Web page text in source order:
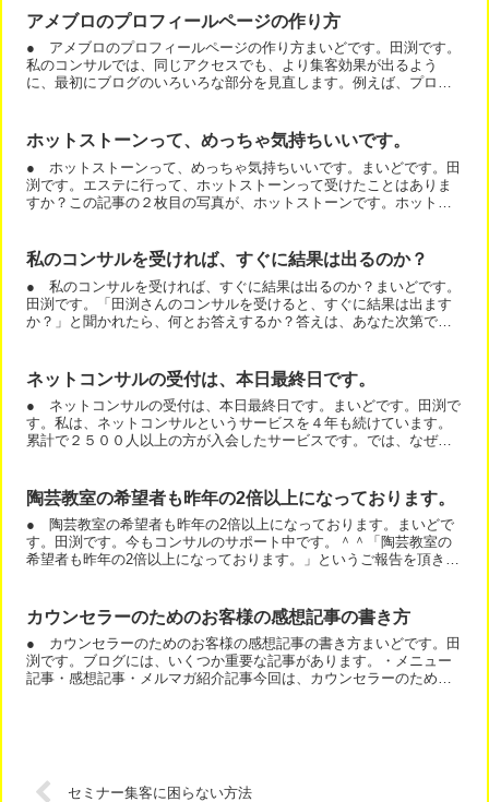
アメブロのプロフィールページの作り方
● アメブロのプロフィールページの作り方まいどです。田渕です。
私のコンサルでは、同じアクセスでも、より集客効果が出るよう
に、最初にブログのいろいろな部分を見直します。例えば、プロフ
ホットストーンって、めっちゃ気持ちいいです。
● ホットストーンって、めっちゃ気持ちいいです。まいどです。田
渕です。エステに行って、ホットストーンって受けたことはありま
すか？この記事の２枚目の写真が、ホットストーンです。ホットス
私のコンサルを受ければ、すぐに結果は出るのか？
● 私のコンサルを受ければ、すぐに結果は出るのか？まいどです。
田渕です。「田渕さんのコンサルを受けると、すぐに結果は出ます
か？」と聞かれたら、何とお答えするか？答えは、あなた次第で
ネットコンサルの受付は、本日最終日です。
● ネットコンサルの受付は、本日最終日です。まいどです。田渕で
す。私は、ネットコンサルというサービスを４年も続けています。
累計で２５００人以上の方が入会したサービスです。では、なぜ、
陶芸教室の希望者も昨年の2倍以上になっております。
● 陶芸教室の希望者も昨年の2倍以上になっております。まいどで
す。田渕です。今もコンサルのサポート中です。＾＾「陶芸教室の
希望者も昨年の2倍以上になっております。」というご報告を頂きま
カウンセラーのためのお客様の感想記事の書き方
● カウンセラーのためのお客様の感想記事の書き方まいどです。田
渕です。ブログには、いくつか重要な記事があります。・メニュー
記事・感想記事・メルマガ紹介記事今回は、カウンセラーのための
セミナー集客に困らない方法